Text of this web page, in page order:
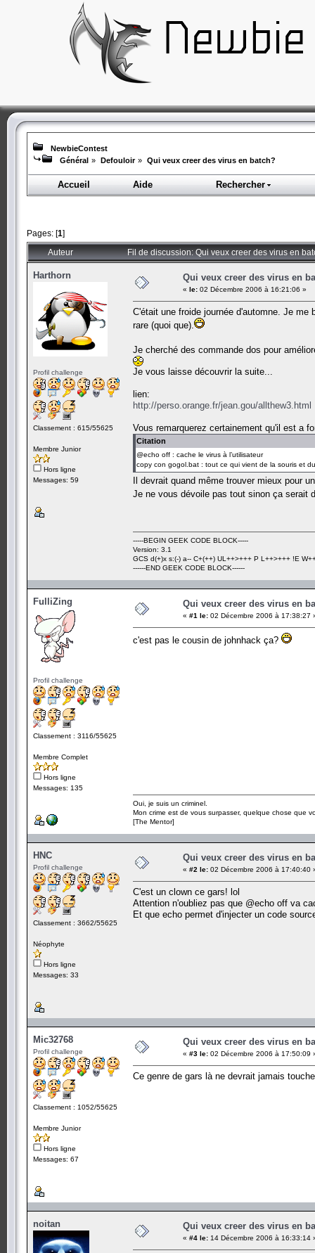
NewbieContest
Général » Defouloir » Qui veux creer des virus en batch?
Accueil Aide Rechercher
Pages: [1]
Auteur Fil de discussion: Qui veux creer des virus en
Harthorn
Profil challenge
Classement : 615/55625
Membre Junior
Hors ligne
Messages: 59
Qui veux creer des virus en
« le: 02 Décembre 2006 à 16:21:06 »
C'était une froide journée d'automne. Je
rare (quoi que).
Je cherché des commande dos pour
Je vous laisse découvrir la suite...
lien:
http://perso.orange.fr/jean.gou/allthew3.html
Vous remarquerez certainement qu'il est a
Citation
@echo off : cache le virus à l’utilisateur
copy con gogol.bat : tout ce qui vient de la souris et
Il devrait quand même trouver mieux pour
Je ne vous dévoile pas tout sinon ça serait
-----BEGIN GEEK CODE BLOCK-----
Version: 3.1
GCS d(+)x s:(-) a-- C+(++) UL++>+++ P L++>+++ !E
------END GEEK CODE BLOCK------
FulliZing
Profil challenge
Classement : 3116/55625
Membre Complet
Hors ligne
Messages: 135
Qui veux creer des virus en
« #1 le: 02 Décembre 2006 à 17:38:27
c'est pas le cousin de johnhack ça?
Oui, je suis un criminel.
Mon crime est de vous surpasser, quelque chose que
[The Mentor]
HNC
Profil challenge
Classement : 3662/55625
Néophyte
Hors ligne
Messages: 33
Qui veux creer des virus en
« #2 le: 02 Décembre 2006 à 17:40:40
C'est un clown ce gars! lol
Attention n'oubliez pas que @echo off va
Et que echo permet d'injecter un code
Mic32768
Profil challenge
Classement : 1052/55625
Membre Junior
Hors ligne
Messages: 67
Qui veux creer des virus en
« #3 le: 02 Décembre 2006 à 17:50:09
Ce genre de gars là ne devrait jamais
noitan Qui veux creer des virus en
« #4 le: 14 Décembre 2006 à 16:33:14